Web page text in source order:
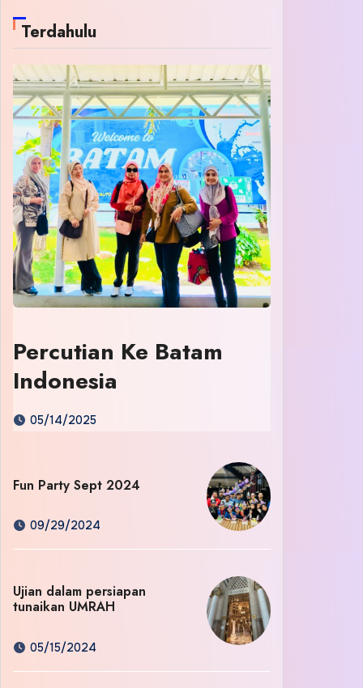
Terdahulu
Percutian Ke Batam
Indonesia
05/14/2025
Fun Party Sept 2024
09/29/2024
Ujian dalam persiapan
tunaikan UMRAH
05/15/2024